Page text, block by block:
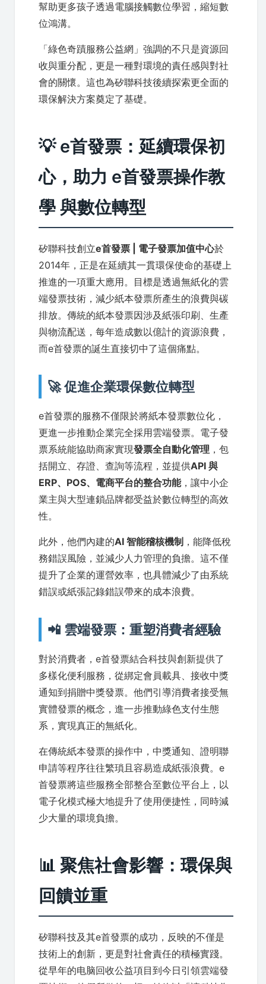
幫助更多孩子透過電腦接觸數位學習，縮短數
位鴻溝。
「綠色奇蹟服務公益網」強調的不只是資源回
收與重分配，更是一種對環境的責任感與對社
會的關懷。這也為矽聯科技後續探索更全面的
環保解決方案奠定了基礎。
💡 e首發票：延續環保初
心，助力 e首發票操作教
學 與數位轉型
矽聯科技創立e首發票 | 電子發票加值中心於
2014年，正是在延續其一貫環保使命的基礎上
推進的一項重大應用。目標是透過無紙化的雲
端發票技術，減少紙本發票所產生的浪費與碳
排放。傳統的紙本發票因涉及紙張印刷、生產
與物流配送，每年造成數以億計的資源浪費，
而e首發票的誕生直接切中了這個痛點。
🚀 促進企業環保數位轉型
e首發票的服務不僅限於將紙本發票數位化，
更進一步推動企業完全採用雲端發票。電子發
票系統能協助商家實現發票全自動化管理 ，包
括開立、存證、查詢等流程，並提供API 與
ERP、POS、電商平台的整合功能，讓中小企
業主與大型連鎖品牌都受益於數位轉型的高效
性。
此外，他們內建的AI 智能稽核機制 ，能降低稅
務錯誤風險，並減少人力管理的負擔。這不僅
提升了企業的運營效率，也具體減少了由系統
錯誤或紙張記錄錯誤帶來的成本浪費。
📲 雲端發票：重塑消費者經驗
對於消費者，e首發票結合科技與創新提供了
多樣化便利服務，從綁定會員載具、接收中獎
通知到捐贈中獎發票。他們引導消費者接受無
實體發票的概念，進一步推動綠色支付生態
系，實現真正的無紙化。
在傳統紙本發票的操作中，中獎通知、證明聯
申請等程序往往繁瑣且容易造成紙張浪費。e
首發票將這些服務全部整合至數位平台上，以
電子化模式極大地提升了使用便捷性，同時減
少大量的環境負擔。
📊 聚焦社會影響：環保與
回饋並重
矽聯科技及其e首發票的成功，反映的不僅是
技術上的創新，更是對社會責任的積極實踐。
從早年的电脑回收公益項目到今日引領雲端發